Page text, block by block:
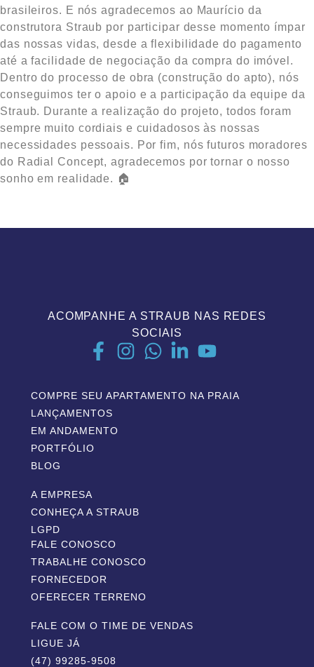
brasileiros. E nós agradecemos ao Maurício da
construtora Straub por participar desse momento ímpar
das nossas vidas, desde a flexibilidade do pagamento
até a facilidade de negociação da compra do imóvel.
Dentro do processo de obra (construção do apto), nós
conseguimos ter o apoio e a participação da equipe da
Straub. Durante a realização do projeto, todos foram
sempre muito cordiais e cuidadosos às nossas
necessidades pessoais. Por fim, nós futuros moradores
do Radial Concept, agradecemos por tornar o nosso
sonho em realidade. 🏠
ACOMPANHE A STRAUB NAS REDES
SOCIAIS
COMPRE SEU APARTAMENTO NA PRAIA
LANÇAMENTOS
EM ANDAMENTO
PORTFÓLIO
BLOG
A EMPRESA
CONHEÇA A STRAUB
LGPD
FALE CONOSCO
TRABALHE CONOSCO
FORNECEDOR
OFERECER TERRENO
FALE COM O TIME DE VENDAS
LIGUE JÁ
(47) 99285-9508